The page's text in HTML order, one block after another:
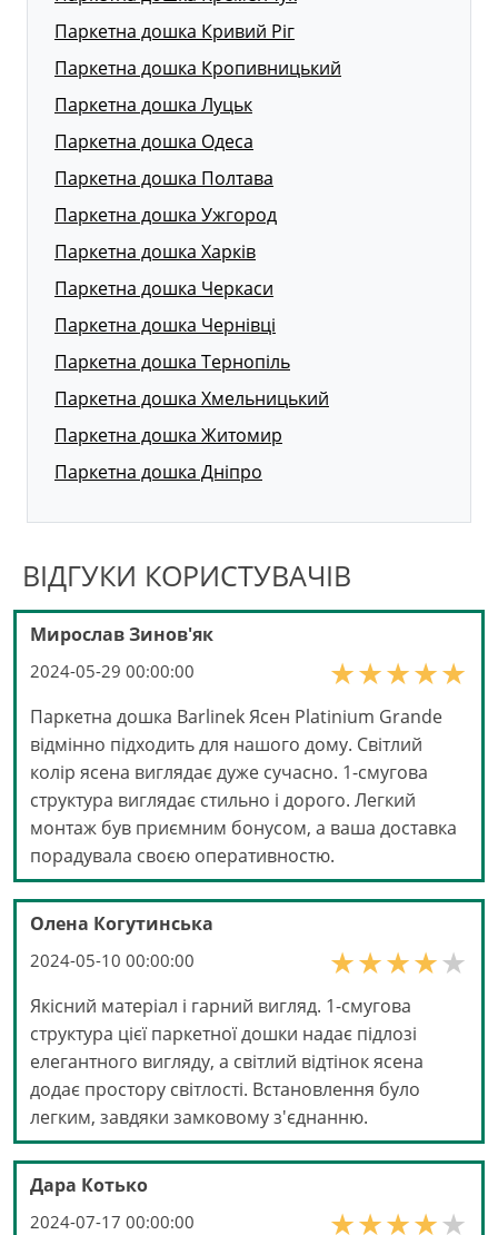
Паркетна дошка Кривий Ріг
Паркетна дошка Кропивницький
Паркетна дошка Луцьк
Паркетна дошка Одеса
Паркетна дошка Полтава
Паркетна дошка Ужгород
Паркетна дошка Харків
Паркетна дошка Черкаси
Паркетна дошка Чернівці
Паркетна дошка Тернопіль
Паркетна дошка Хмельницький
Паркетна дошка Житомир
Паркетна дошка Дніпро
ВІДГУКИ КОРИСТУВАЧІВ
Мирослав Зинов'як
2024-05-29 00:00:00
Паркетна дошка Barlinek Ясен Platinium Grande
відмінно підходить для нашого дому. Світлий
колір ясена виглядає дуже сучасно. 1-смугова
структура виглядає стильно і дорого. Легкий
монтаж був приємним бонусом, а ваша доставка
порадувала своєю оперативностю.
Олена Когутинська
2024-05-10 00:00:00
Якісний матеріал і гарний вигляд. 1-смугова
структура цієї паркетної дошки надає підлозі
елегантного вигляду, а світлий відтінок ясена
додає простору світлості. Встановлення було
легким, завдяки замковому з'єднанню.
Дара Котько
2024-07-17 00:00:00